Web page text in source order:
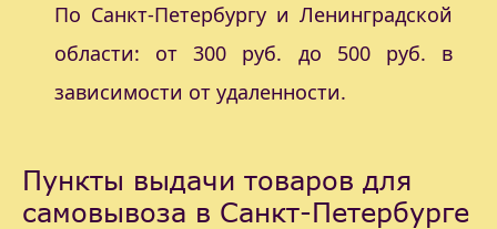
По Санкт-Петербургу и Ленинградской
области: от 300 руб. до 500 руб. в
зависимости от удаленности.
Пункты выдачи товаров для
самовывоза в Санкт-Петербурге